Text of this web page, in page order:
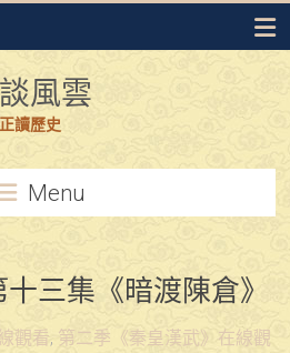
風雲
正讀歷史
Menu
三集《暗渡陳倉》
觀看, 第二季《秦皇漢武》在線觀